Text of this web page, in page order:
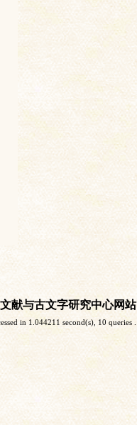
献与古文字研究中心网站
in 1.044211 second(s), 10 queries .